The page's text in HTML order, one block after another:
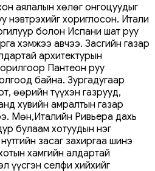
аялалын хөлөг онгоцуудыг
нэвтрэхийг хориглосон. Итали
болон Испани шат руу
хэмжээ авчээ. Засгийн газар
архитектурын
Пантеон руу
байна. Зургадугаар
өөрийн түүхэн газрууд,
хувийн амралтын газар
Мөн,Италийн Ривьера дахь
булаам хотуудын нэг
засаг захиргаа шинэ
хамгийн алдартай
үүсгэн селфи хийхийг